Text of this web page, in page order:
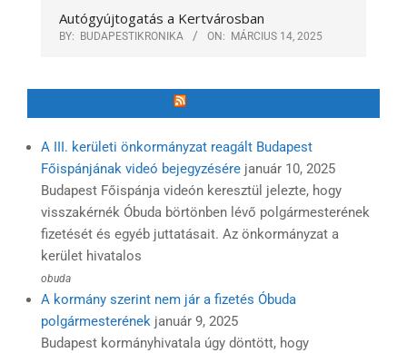
Autógyújtogatás a Kertvárosban
BY: BUDAPESTIKRONIKA ON: MÁRCIUS 14, 2025
A III. kerületi önkormányzat reagált Budapest
Főispánjának videó bejegyzésére január 10, 2025
Budapest Főispánja videón keresztül jelezte, hogy
visszakérnék Óbuda börtönben lévő polgármesterének
fizetését és egyéb juttatásait. Az önkormányzat a
kerület hivatalos
obuda
A kormány szerint nem jár a fizetés Óbuda
polgármesterének január 9, 2025
Budapest kormányhivatala úgy döntött, hogy